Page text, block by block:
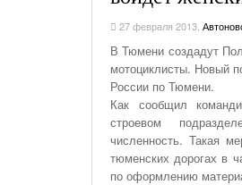
26 Ноября С
Перегона
Зачем Нужна
27 февраля 2013
В Тюмени создадут
мотоциклисты. Новый
России по Тюмени.
Как сообщил
строевом
численность. Такая
тюменских дорогах в
по оформлению